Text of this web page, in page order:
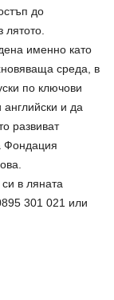
до
лятото.
именно като
среда, в
по ключови
английски и да
развиват
Фондация
в ляната
301 021 или